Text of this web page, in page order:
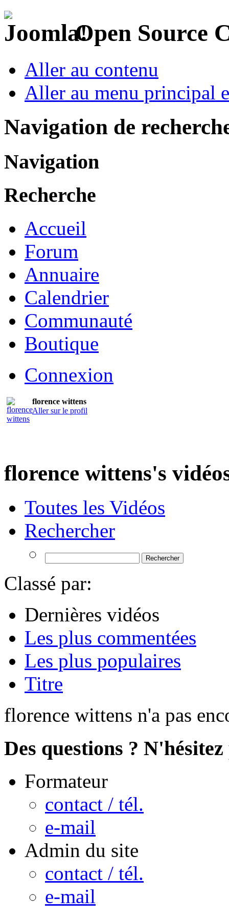
Open Source
Aller au contenu
Aller au menu principal
Navigation de
Navigation
Recherche
Accueil
Forum
Annuaire
Calendrier
Communauté
Boutique
Connexion
florence wittens
Aller sur le profil
florence wittens's
Toutes les Vidéos
Rechercher
Classé par:
Dernières vidéos
Les plus commentées
Les plus populaires
Titre
florence wittens n'a pas
Des questions ?
Formateur
contact / tél.
e-mail
Admin du site
contact / tél.
e-mail